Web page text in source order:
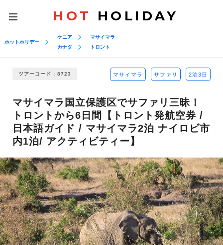
toggle
navigation
HOT HOLIDAY
ホットホリデー
ケニア
カナダ
マサイマラ
トロント
ツアーコード : 8723 マサイマラ サファリ 2泊3日
マサイマラ国立保護区でサファリ三昧！
トロントから6日間【トロント発航空券 /
日本語ガイド / マサイマラ2泊 ナイロビ市
内1泊/ アクティビティー】